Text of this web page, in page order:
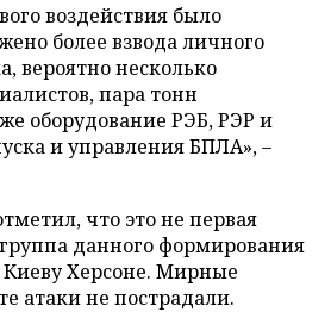
воздействия было
более взвода личного
вероятно несколько
пара тонн
оборудование РЭБ, РЭР и
и управления БПЛА», –
что это не первая
данного формирования
Херсоне. Мирные
атаки не пострадали.